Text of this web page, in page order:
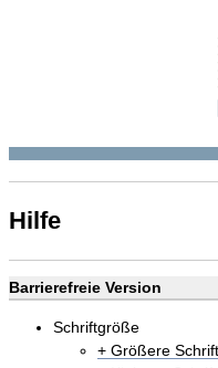
Hilfe
Barrierefreie Version
Schriftgröße
+ Größere